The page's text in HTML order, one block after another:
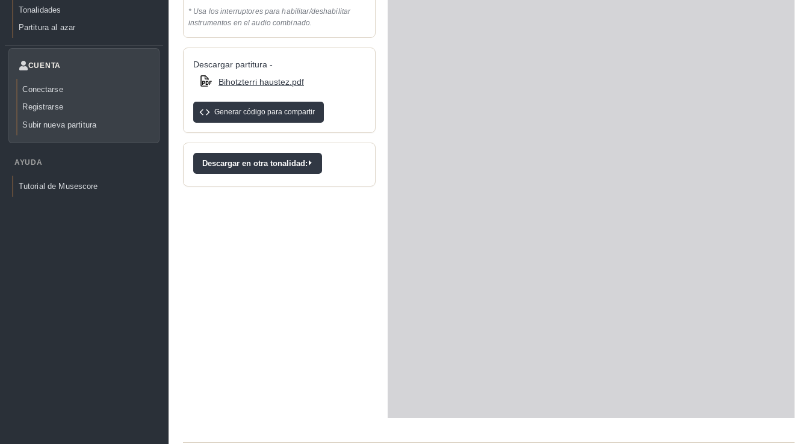
Tonalidades
Partitura al azar
CUENTA
Conectarse
Registrarse
Subir nueva partitura
AYUDA
Tutorial de Musescore
* Usa los interruptores para habilitar/deshabilitar
instrumentos en el audio combinado.
Descargar partitura -
Bihotzterri haustez.pdf
Generar código para compartir
Descargar en otra tonalidad: